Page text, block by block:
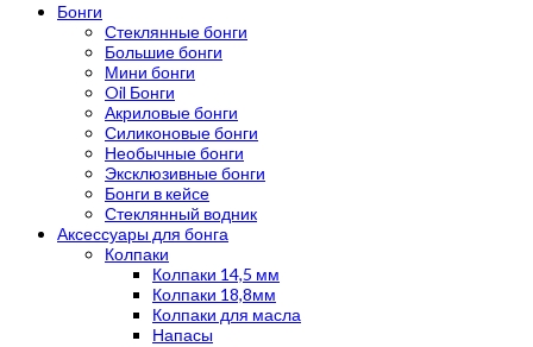
Бонги
Стеклянные бонги
Большие бонги
Мини бонги
Oil Бонги
Акриловые бонги
Силиконовые бонги
Необычные бонги
Эксклюзивные бонги
Бонги в кейсе
Стеклянный водник
Аксессуары для бонга
Колпаки
Колпаки 14,5 мм
Колпаки 18,8мм
Колпаки для масла
Напасы